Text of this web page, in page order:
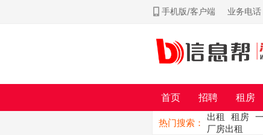
手机版/客户端 业务电
首页 招聘 租房
热门搜索：
出租 租房
厂房出租